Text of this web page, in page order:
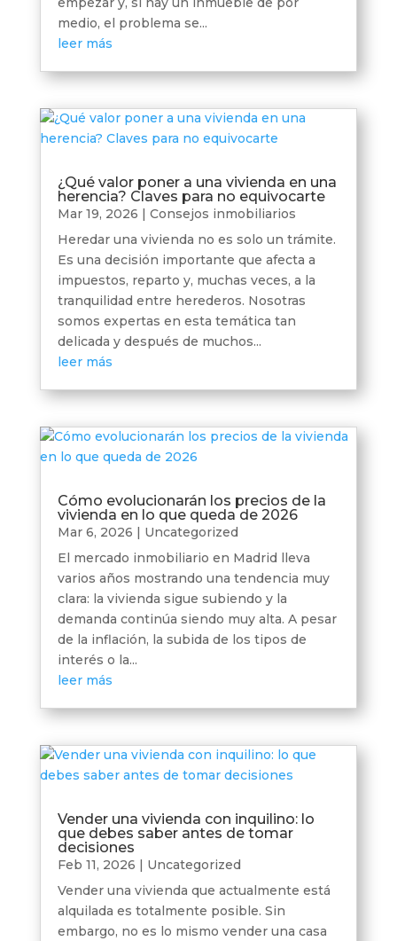
medio, el problema se...
leer más
¿Qué valor poner a una vivienda en una
herencia? Claves para no equivocarte
Mar 19, 2026 | Consejos inmobiliarios
Heredar una vivienda no es solo un trámite.
Es una decisión importante que afecta a
impuestos, reparto y, muchas veces, a la
tranquilidad entre herederos. Nosotras
somos expertas en esta temática tan
delicada y después de muchos...
leer más
Cómo evolucionarán los precios de la
vivienda en lo que queda de 2026
Mar 6, 2026 | Uncategorized
El mercado inmobiliario en Madrid lleva
varios años mostrando una tendencia muy
clara: la vivienda sigue subiendo y la
demanda continúa siendo muy alta. A pesar
de la inflación, la subida de los tipos de
interés o la...
leer más
Vender una vivienda con inquilino: lo
que debes saber antes de tomar
decisiones
Feb 11, 2026
Uncategorized
Vender una vivienda que actualmente está
alquilada es totalmente posible. Sin
embargo, no es lo mismo vender una casa